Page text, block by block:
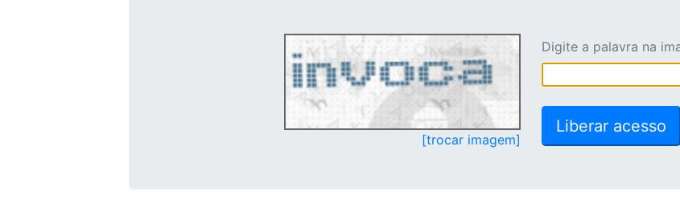
[trocar imagem]
Digite a palavra na